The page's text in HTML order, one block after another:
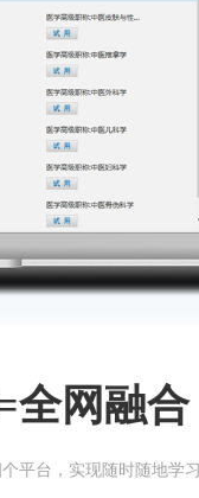
全网融合
平台，实现随时随地学习